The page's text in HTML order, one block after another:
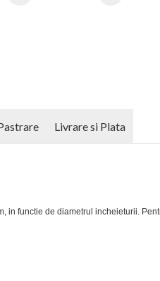
Livrare si Plata
functie de diametrul incheieturii.